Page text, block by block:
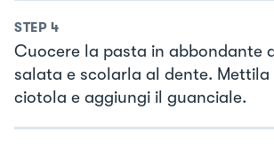
STEP 4
Cuocere la pasta in abbondante
salata e scolarla al dente. Mettila
ciotola e aggiungi il guanciale.